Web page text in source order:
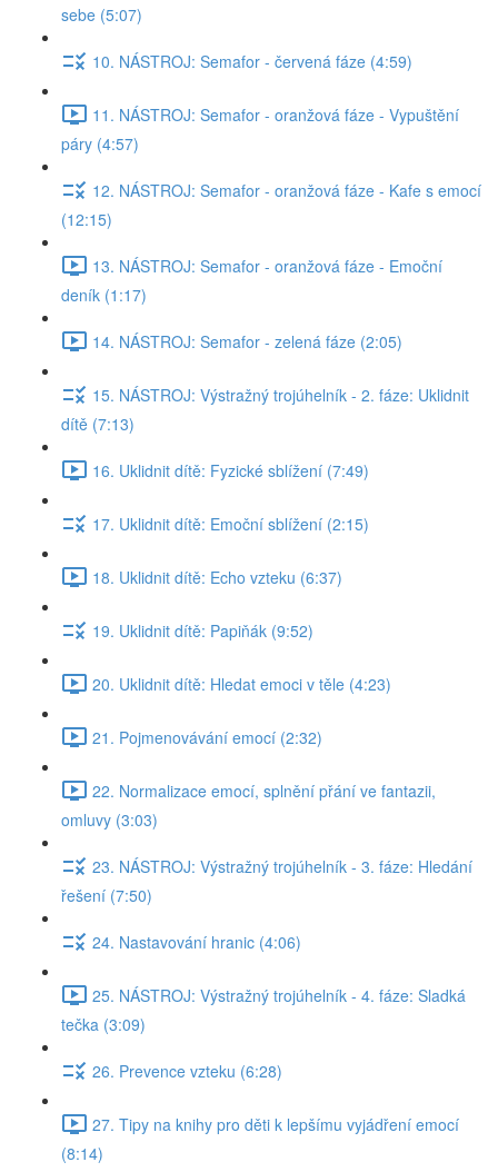
sebe (5:07)
10. NÁSTROJ: Semafor - červená fáze (4:59)
11. NÁSTROJ: Semafor - oranžová fáze - Vypuštění
páry (4:57)
12. NÁSTROJ: Semafor - oranžová fáze - Kafe s emocí
(12:15)
13. NÁSTROJ: Semafor - oranžová fáze - Emoční
deník (1:17)
14. NÁSTROJ: Semafor - zelená fáze (2:05)
15. NÁSTROJ: Výstražný trojúhelník - 2. fáze: Uklidnit
dítě (7:13)
16. Uklidnit dítě: Fyzické sblížení (7:49)
17. Uklidnit dítě: Emoční sblížení (2:15)
18. Uklidnit dítě: Echo vzteku (6:37)
19. Uklidnit dítě: Papiňák (9:52)
20. Uklidnit dítě: Hledat emoci v těle (4:23)
21. Pojmenovávání emocí (2:32)
22. Normalizace emocí, splnění přání ve fantazii,
omluvy (3:03)
23. NÁSTROJ: Výstražný trojúhelník - 3. fáze: Hledání
řešení (7:50)
24. Nastavování hranic (4:06)
25. NÁSTROJ: Výstražný trojúhelník - 4. fáze: Sladká
tečka (3:09)
26. Prevence vzteku (6:28)
27. Tipy na knihy pro děti k lepšímu vyjádření emocí
(8:14)